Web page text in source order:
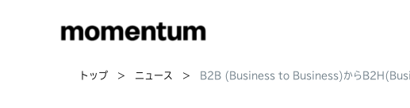
トップ ニュース B2B (Business to Business)から